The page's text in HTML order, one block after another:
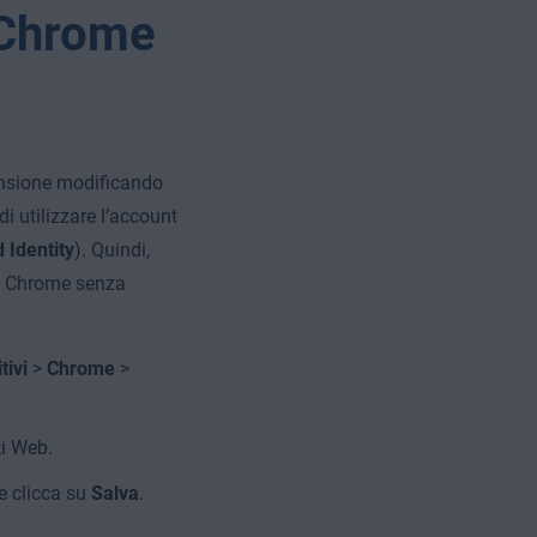
modificando
utilizzare l’account
Identity). Quindi,
senza
> Chrome >
Web.
clicca su Salva.